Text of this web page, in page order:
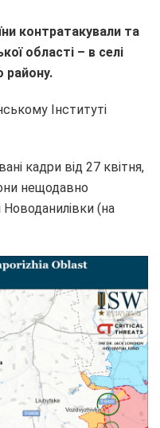
контратакували та
області – в селі
району.
Інституті
кадри від 27 квітня,
нещодавно
Новоданилівки (на